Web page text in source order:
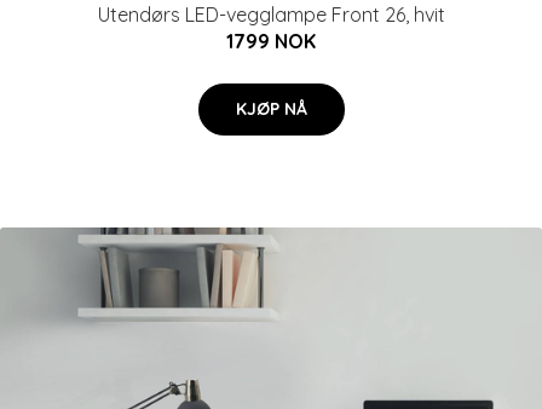
Utendørs LED-vegglampe Front 26, hvit
1799 NOK
KJØP NÅ